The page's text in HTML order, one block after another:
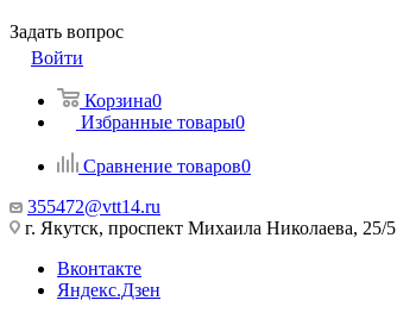
Задать вопрос
Войти
Корзина0
Избранные товары0
Сравнение товаров0
355472@vtt14.ru
г. Якутск, проспект Михаила Николаева, 25/5
Вконтакте
Яндекс.Дзен